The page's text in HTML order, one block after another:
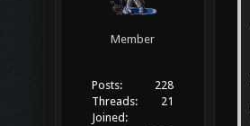
Member
Posts:
228
Threads:
21
Joined: